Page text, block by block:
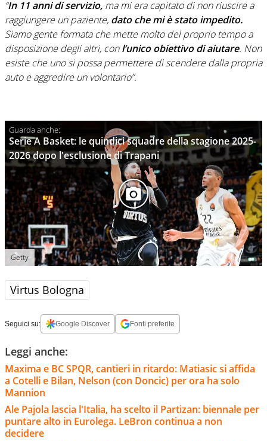
“In 11 anni di servizio, ma mi era capitato di non riuscire a
raggiungere un paziente, dato che mi è stato impedito.
Siamo gente formata che mette molto del proprio tempo a
disposizione degli altri, conl’unico obiettivo di aiutare. Non
esiste che uno si possa permettere di scendere dalla propria
auto e aggredire un volontario”.
Serie A Basket: le quindici squadre della stagione 2025-
2026 dopo l'esclusione di Trapani
Getty
Virtus Bologna
Seguici su: Google Discover Fonti preferite
Leggi anche:
Maxima e BC SPQR, cantieri in ritardo: Matiasic si affida
a Cotelli e Bilan, Nelson (con Doncic) per ora ha solo
Mannion
Ale Pajola lascia l'Italia, ha scelto il Partizan: biennale per
puntare alto in Eurolega. LeBron continua a non
decidere